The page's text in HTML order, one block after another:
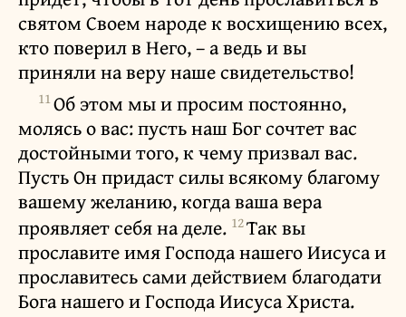
святом Своем народе к восхищению всех,
кто поверил в Него, – а ведь и вы
приняли на веру наше свидетельство!
11Об этом мы и просим постоянно,
молясь о вас: пусть наш Бог сочтет вас
достойными того, к чему призвал вас.
Пусть Он придаст силы всякому благому
вашему желанию, когда ваша вера
проявляет себя на деле. 12Так вы
прославите имя Господа нашего Иисуса и
прославитесь сами действием благодати
Бога нашего и Господа Иисуса Христа.